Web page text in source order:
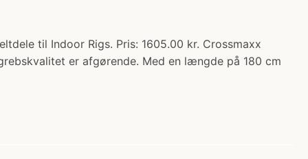
til Indoor Rigs. Pris: 1605.00 kr. Crossmaxx
er afgørende. Med en længde på 180 cm